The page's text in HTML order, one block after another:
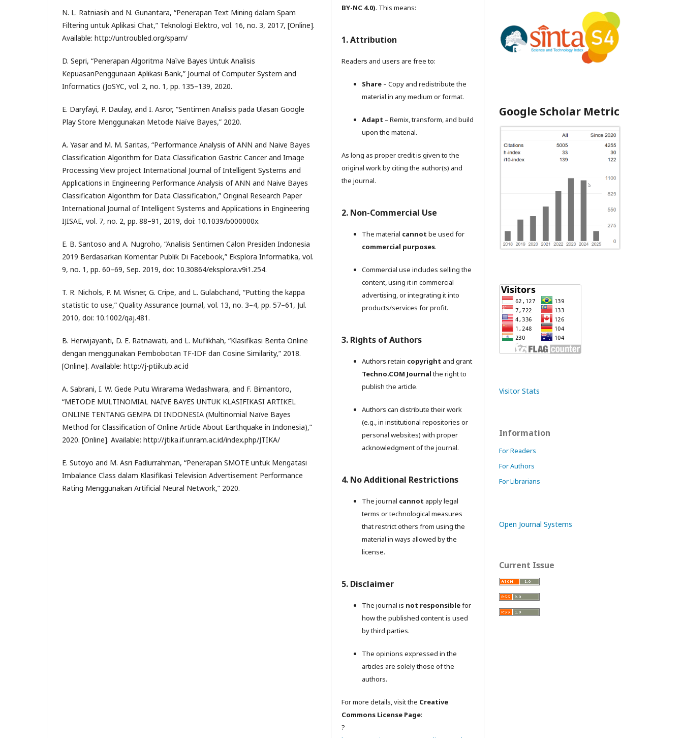
N. L. Ratniasih and N. Gunantara, “Penerapan Text Mining dalam Spam
Filtering untuk Aplikasi Chat,” Teknologi Elektro, vol. 16, no. 3, 2017, [Online].
Available: http://untroubled.org/spam/
D. Sepri, “Penerapan Algoritma Naïve Bayes Untuk Analisis
KepuasanPenggunaan Aplikasi Bank,” Journal of Computer System and
Informatics (JoSYC, vol. 2, no. 1, pp. 135–139, 2020.
E. Daryfayi, P. Daulay, and I. Asror, “Sentimen Analisis pada Ulasan Google
Play Store Menggunakan Metode Naïve Bayes,” 2020.
A. Yasar and M. M. Saritas, “Performance Analysis of ANN and Naive Bayes
Classification Algorithm for Data Classification Gastric Cancer and Image
Processing View project International Journal of Intelligent Systems and
Applications in Engineering Performance Analysis of ANN and Naive Bayes
Classification Algorithm for Data Classification,” Original Research Paper
International Journal of Intelligent Systems and Applications in Engineering
IJISAE, vol. 7, no. 2, pp. 88–91, 2019, doi: 10.1039/b000000x.
E. B. Santoso and A. Nugroho, “Analisis Sentimen Calon Presiden Indonesia
2019 Berdasarkan Komentar Publik Di Facebook,” Eksplora Informatika, vol.
9, no. 1, pp. 60–69, Sep. 2019, doi: 10.30864/eksplora.v9i1.254.
T. R. Nichols, P. M. Wisner, G. Cripe, and L. Gulabchand, “Putting the kappa
statistic to use,” Quality Assurance Journal, vol. 13, no. 3–4, pp. 57–61, Jul.
2010, doi: 10.1002/qaj.481.
B. Herwijayanti, D. E. Ratnawati, and L. Muflikhah, “Klasifikasi Berita Online
dengan menggunakan Pembobotan TF-IDF dan Cosine Similarity,” 2018.
[Online]. Available: http://j-ptiik.ub.ac.id
A. Sabrani, I. W. Gede Putu Wirarama Wedashwara, and F. Bimantoro,
“METODE MULTINOMIAL NAÏVE BAYES UNTUK KLASIFIKASI ARTIKEL
ONLINE TENTANG GEMPA DI INDONESIA (Multinomial Naïve Bayes
Method for Classification of Online Article About Earthquake in Indonesia),”
2020. [Online]. Available: http://jtika.if.unram.ac.id/index.php/JTIKA/
E. Sutoyo and M. Asri Fadlurrahman, “Penerapan SMOTE untuk Mengatasi
Imbalance Class dalam Klasifikasi Television Advertisement Performance
Rating Menggunakan Artificial Neural Network,” 2020.
BY-NC 4.0). This means:
1. Attribution
Readers and users are free to:
Share – Copy and redistribute the
material in any medium or format.
Adapt – Remix, transform, and build
upon the material.
As long as proper credit is given to the
original work by citing the author(s) and
the journal.
2. Non-Commercial Use
The material cannot be used for
commercial purposes.
Commercial use includes selling the
content, using it in commercial
advertising, or integrating it into
products/services for profit.
3. Rights of Authors
Authors retain copyright and grant
Techno.COM Journalthe right to
publish the article.
Authors can distribute their work
(e.g., in institutional repositories or
personal websites) with proper
acknowledgment of the journal.
4. No Additional Restrictions
The journal cannot apply legal
terms or technological measures
that restrict others from using the
material in ways allowed by the
license.
5. Disclaimer
The journal is not responsiblefor
how the published content is used
by third parties.
The opinions expressed in the
articles are solely those of the
authors.
For more details, visit the Creative
Commons License Page:
?
Google Scholar Metric
Visitor Stats
Information
For Readers
For Authors
For Librarians
Open Journal Systems
Current Issue